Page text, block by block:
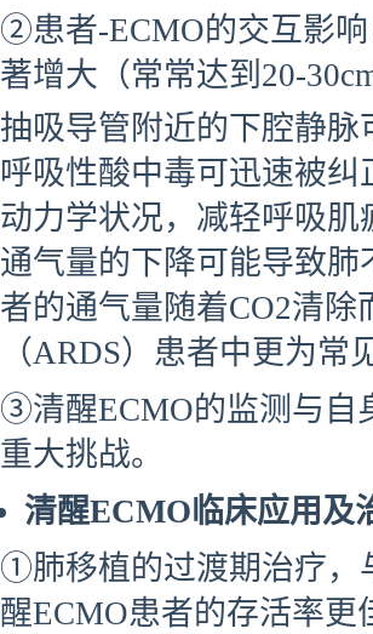
②患者-ECMO的交互影
著增大（常常达到20-
抽吸导管附近的下腔静
呼吸性酸中毒可迅速被
动力学状况，减轻呼吸
通气量的下降可能导致
者的通气量随着CO2清
（ARDS）患者中更为
③清醒ECMO的监测与自
重大挑战。
清醒ECMO临床应用及
①肺移植的过渡期治疗，
醒ECMO患者的存活率更